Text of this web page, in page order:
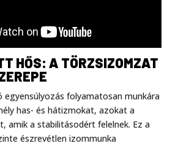
HŐS: A TÖRZSIZOMZAT
egyensúlyozás folyamatosan munkára
has- és hátizmokat, azokat a
amik a stabilitásodért felelnek. Ez a
észrevétlen izommunka